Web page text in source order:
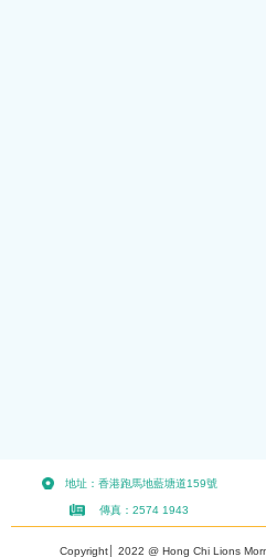
地址：香港跑馬地藍塘道159號
傳真：2574 1943
Copyright│ 2022 @ Hong Chi Lions